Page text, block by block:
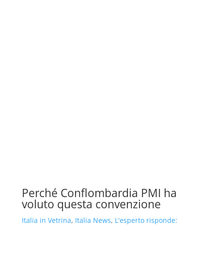
Perché Conflombardia PMI ha
voluto questa convenzione
Italia in Vetrina, Italia News, L'esperto risponde: